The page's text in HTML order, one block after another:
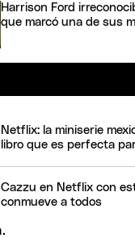
Harrison Ford
que marcó una de sus
Netflix: la miniserie
libro que es perfecta
Cazzu en Netflix con
conmueve a todos